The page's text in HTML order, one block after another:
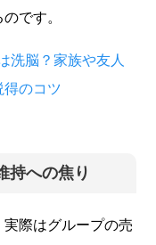
です。
洗脳？家族や友人
得のコツ
持への焦り
際はグループの売